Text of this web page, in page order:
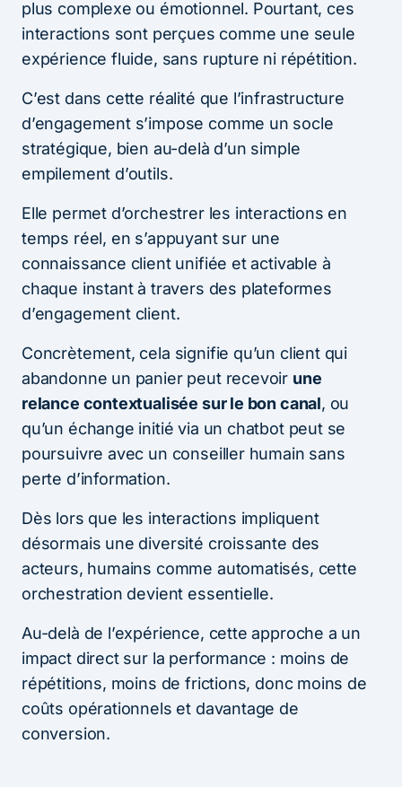
plus complexe ou émotionnel. Pourtant, ces
interactions sont perçues comme une seule
expérience fluide, sans rupture ni répétition.
C’est dans cette réalité que l’infrastructure
d’engagement s’impose comme un socle
stratégique, bien au-delà d’un simple
empilement d’outils.
Elle permet d’orchestrer les interactions en
temps réel, en s’appuyant sur une
connaissance client unifiée et activable à
chaque instant à travers des plateformes
d’engagement client.
Concrètement, cela signifie qu’un client qui
abandonne un panier peut recevoir une
relance contextualisée sur le bon canal, ou
qu’un échange initié via un chatbot peut se
poursuivre avec un conseiller humain sans
perte d’information.
Dès lors que les interactions impliquent
désormais une diversité croissante des
acteurs, humains comme automatisés, cette
orchestration devient essentielle.
Au-delà de l’expérience, cette approche a un
impact direct sur la performance : moins de
répétitions, moins de frictions, donc moins de
coûts opérationnels et davantage de
conversion.